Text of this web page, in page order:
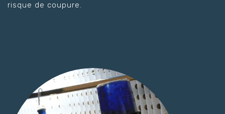
risque de coupure.